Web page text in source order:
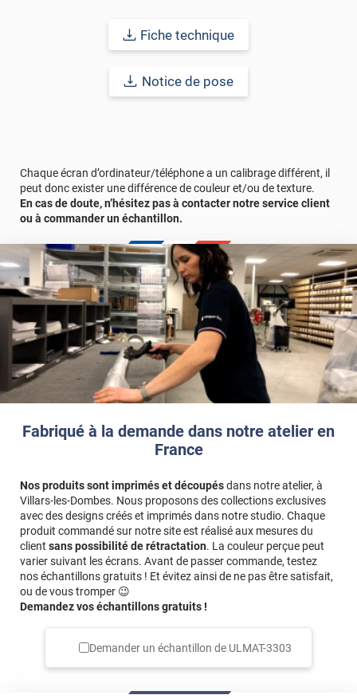
Fabriqué à la demande dans notre atelier en
France
Nos produits sont imprimés et découpésdans notre atelier, à
Villars-les-Dombes. Nous proposons des collections exclusives
avec des designs créés et imprimés dans notre studio. Chaque
produit commandé sur notre site est réalisé aux mesures du
client sans possibilité de rétractation. La couleur perçue peut
varier suivant les écrans. Avant de passer commande, testez
nos échantillons gratuits ! Et évitez ainsi de ne pas être satisfait,
ou de vous tromper 😉
Demandez vos échantillons gratuits !
Demander un échantillon de ULMAT-3303
d'abeille qui empêche la formation de bulles et de plis grâce aux
micro-canaux présents sur la partie adhésive, pour un rendu
véritable, nous vous conseillons de faire une demande
d'échantillon gratuite.
Fiche technique
Notice de pose
Chaque écran d’ordinateur/téléphone a un calibrage différent, il
peut donc exister une différence de couleur et/ou de texture.
En cas de doute, n’hésitez pas à contacter notre service client
ou à commander un échantillon.